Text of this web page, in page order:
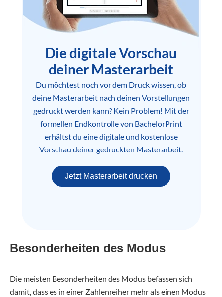
Die digitale Vorschau
deiner Masterarbeit
Du möchtest noch vor dem Druck wissen, ob
deine Masterarbeit nach deinen Vorstellungen
gedruckt werden kann? Kein Problem! Mit der
formellen Endkontrolle von BachelorPrint
erhältst du eine digitale und kostenlose
Vorschau deiner gedruckten Masterarbeit.
Jetzt Masterarbeit drucken
Besonderheiten des Modus
Die meisten Besonderheiten des Modus befassen sich
damit, dass es in einer Zahlenreiher mehr als einen Modus